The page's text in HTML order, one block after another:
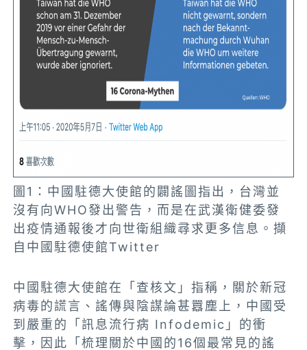
圖1：中國駐德大使館的闢謠圖指出，台灣並
沒有向WHO發出警告，而是在武漢衛健委發
出疫情通報後才向世衛組織尋求更多信息。擷
自中國駐德使館Twitter
中國駐德大使館在「查核文」指稱，關於新冠
病毒的謊言、謠傳與陰謀論甚囂塵上，中國受
到嚴重的「訊息流行病 Infodemic」的衝
擊，因此「梳理關於中國的16個最常見的謠